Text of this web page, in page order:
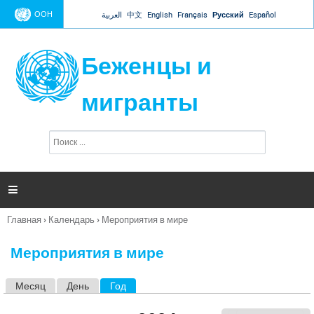
Jump to navigation
ООН العربية 中文 English Français Русский Español
Беженцы и
мигранты
п
и

Вы
Главная › Календарь › Мероприятия в мире
Мероприятия в мире
Месяц День Год